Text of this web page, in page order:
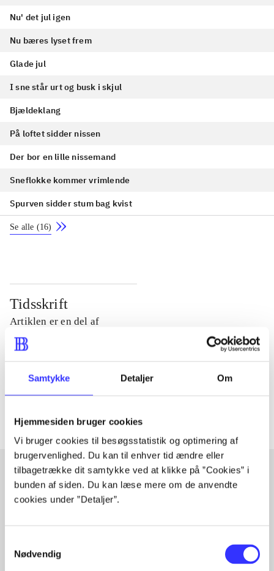
Samtykke Detaljer Om
Hjemmesiden bruger cookies
Vi bruger cookies til besøgsstatistik og optimering af
brugervenlighed. Du kan til enhver tid ændre eller
tilbagetrække dit samtykke ved at klikke på ”Cookies” i
bunden af siden. Du kan læse mere om de anvendte
cookies under ”Detaljer”.
Nødvendig
Nu' det jul igen
Nu bæres lyset frem
Glade jul
I sne står urt og busk i skjul
Bjældeklang
På loftet sidder nissen
Der bor en lille nissemand
Sneflokke kommer vrimlende
Spurven sidder stum bag kvist
Se alle (16)
Tidsskrift
Artiklen er en del af
Artiklerne ihandler ofte om
Artikler med samme emner